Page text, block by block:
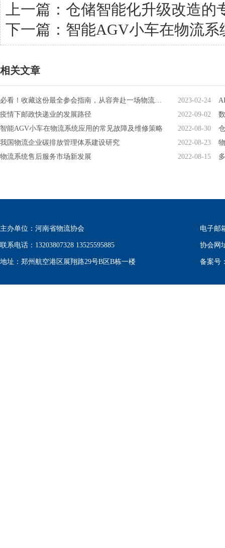
上一篇： 仓储智能化升级改造的
下一篇： 智能AGV小车在物流
相关文章
2023-02-24
疫情下邮政快递业的发展路径
2022-09-02
智能AGV小车在物流系统应用的常见故障及维修策略
2022-08-30
我国物流企业碳排放管理体系建设研究
2022-08-23
物流系统售后服务市场新发展
2022-08-15
主办单位：河南省物流协会
联系电话：13203807328 13525595885
地址：郑州航空港区展翔路29号B区B栋一楼
电子邮
协会网
备案号